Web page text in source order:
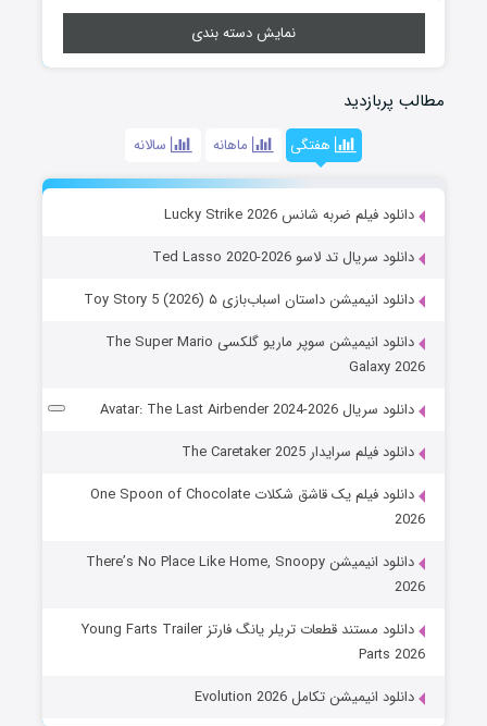
نمایش دسته بندی
مطالب پربازدید
هفتگی ماهانه سالانه
دانلود فیلم ضربه شانس Lucky Strike 2026
دانلود سریال تد لاسو Ted Lasso 2020-2026
دانلود انیمیشن داستان اسباب‌بازی ۵ Toy Story 5 (2026)
دانلود انیمیشن سوپر ماریو گلکسی The Super Mario
Galaxy 2026
دانلود سریال Avatar: The Last Airbender 2024-2026
دانلود فیلم سرایدار The Caretaker 2025
دانلود فیلم یک قاشق شکلات One Spoon of Chocolate
2026
دانلود انیمیشن There’s No Place Like Home, Snoopy
2026
دانلود مستند قطعات تریلر یانگ فارتز Young Farts Trailer
Parts 2026
دانلود انیمیشن تکامل Evolution 2026